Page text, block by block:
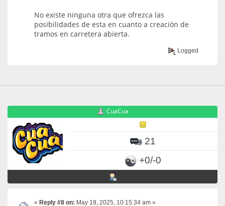
No existe ninguna otra que ofrezca las
posibilidades de esta en cuanto a creación de
tramos en carretera abierta.
Logged
CuaCua
21
+0/-0
« Reply #8 on: May 19, 2025, 10:15:34 am »